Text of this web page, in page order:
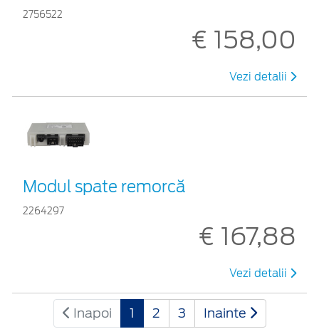
2756522
€ 158,00
Vezi detalii
Modul spate remorcă
2264297
€ 167,88
Vezi detalii
Inapoi 1 2 3 Inainte